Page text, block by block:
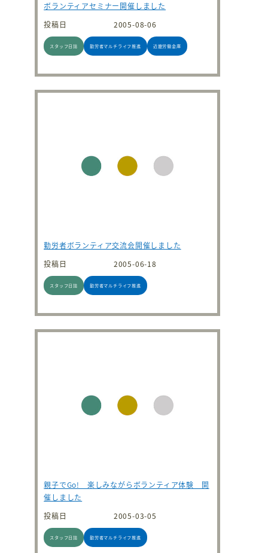
ボランティアセミナー開催しました
投稿日
2005-08-06
スタッフ日誌 勤労者マルチライフ推進 近畿労働金庫
勤労者ボランティア交流会開催しました
投稿日
2005-06-18
スタッフ日誌 勤労者マルチライフ推進
親子でGo! 楽しみながらボランティア体験 開
催しました
投稿日
2005-03-05
スタッフ日誌 勤労者マルチライフ推進